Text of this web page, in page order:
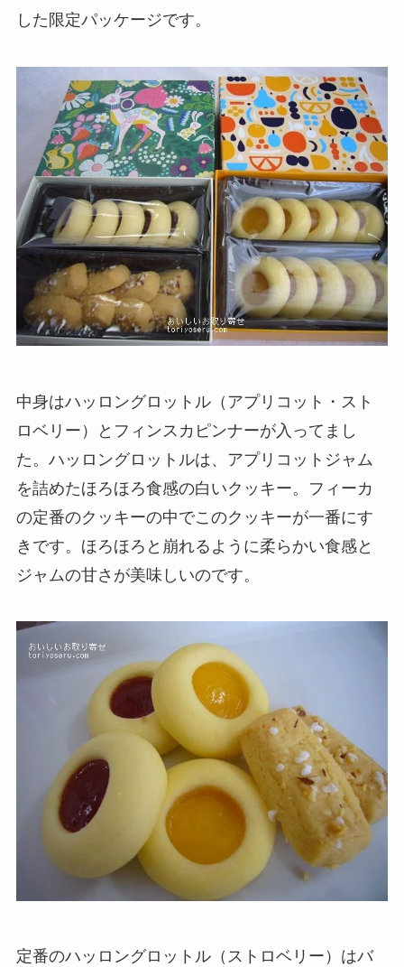
した限定パッケージです。
中身はハッロングロットル（アプリコット・スト
ロベリー）とフィンスカピンナーが入ってまし
た。ハッロングロットルは、アプリコットジャム
を詰めたほろほろ食感の白いクッキー。フィーカ
の定番のクッキーの中でこのクッキーが一番にす
きです。ほろほろと崩れるように柔らかい食感と
ジャムの甘さが美味しいのです。
定番のハッロングロットル（ストロベリー）はバ